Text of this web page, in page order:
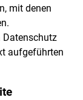
mit denen
aufgeführten